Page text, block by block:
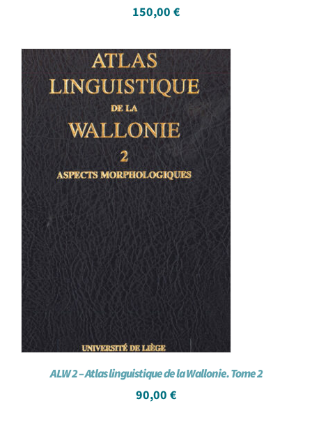
150,00 €
ALW 2 – Atlas linguistique de la Wallonie. Tome 2
90,00 €